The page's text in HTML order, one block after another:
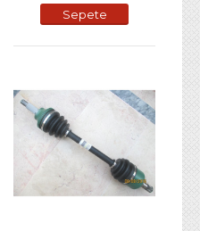
Sepete